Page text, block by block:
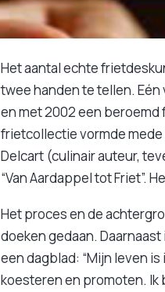
Het aantal echte
twee handen te tellen. Eén
en met 2002 een
frietcollectie vormde mede
Delcart (culinair auteur,
“Van Aardappel tot Friet”.
Het proces en de
doeken gedaan.
een dagblad: “Mijn leven
koesteren en promoten. Ik